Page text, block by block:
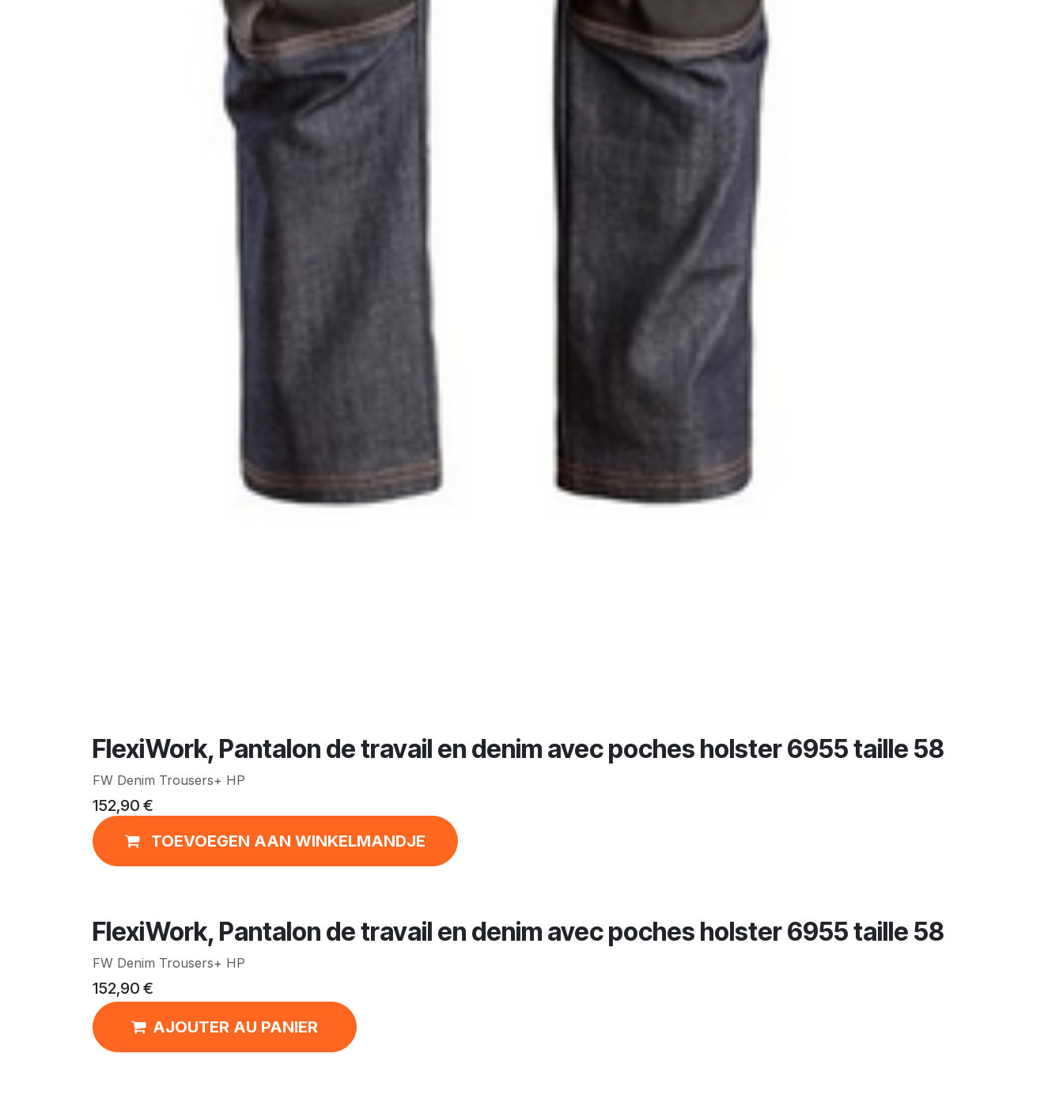
FlexiWork, Pantalon de travail en denim avec poches holster 6955 taille 58
FW Denim Trousers+ HP
152,90 €
TOEVOEGEN AAN WINKELMANDJE
FlexiWork, Pantalon de travail en denim avec poches holster 6955 taille 58
FW Denim Trousers+ HP
152,90 €
AJOUTER AU PANIER